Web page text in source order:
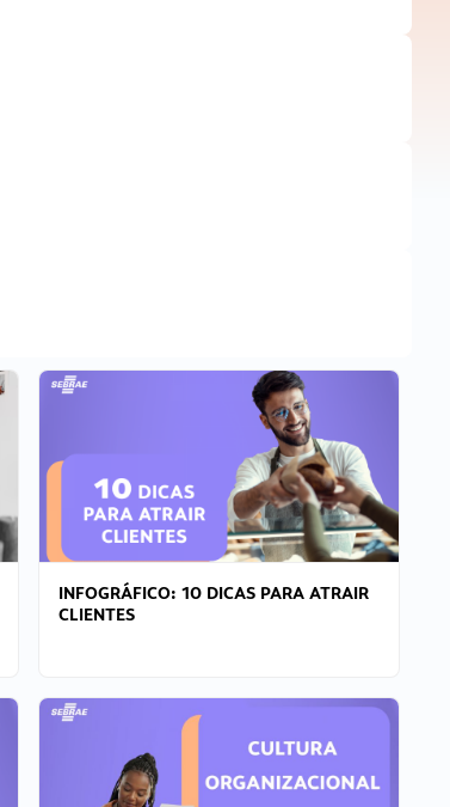
INFOGRÁFICO: 10 DICAS PARA ATRAIR
CLIENTES